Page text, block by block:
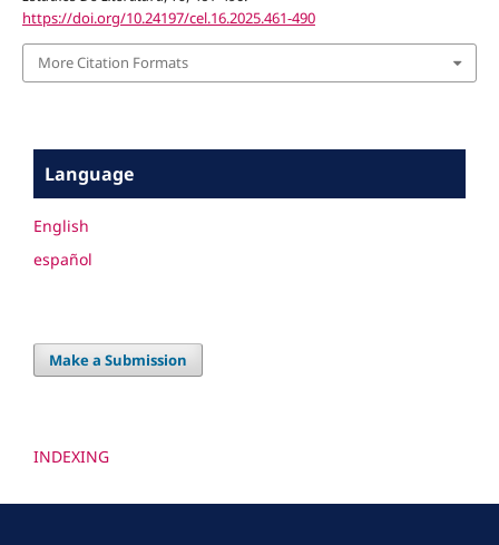
https://doi.org/10.24197/cel.16.2025.461-490
More Citation Formats
Language
English
español
Make a Submission
INDEXING